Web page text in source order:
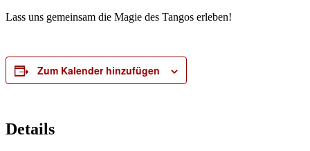
Lass uns gemeinsam die Magie des Tangos erleben!
Zum Kalender hinzufügen
Details